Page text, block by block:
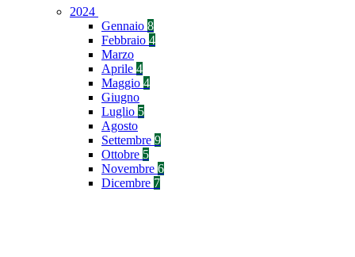
2024
Gennaio 8
Febbraio 4
Marzo
Aprile 4
Maggio 4
Giugno
Luglio 5
Agosto
Settembre 9
Ottobre 5
Novembre 6
Dicembre 7